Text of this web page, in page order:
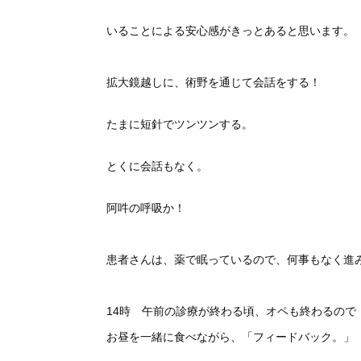
いることによる安心感がきっとあると思います。
拡大鏡越しに、術野を通じて会話をする！
たまに短針でツンツンする。
とくに会話もなく。
阿吽の呼吸か！
患者さんは、薬で眠っているので、何事もなく進
14時 午前の診療が終わる頃、オペも終わるので
お昼を一緒に食べながら、「フィードバック。」